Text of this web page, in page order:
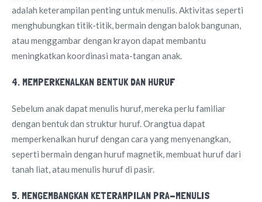
adalah keterampilan penting untuk menulis. Aktivitas seperti
menghubungkan titik-titik, bermain dengan balok bangunan,
atau menggambar dengan krayon dapat membantu
meningkatkan koordinasi mata-tangan anak.
4. MEMPERKENALKAN BENTUK DAN HURUF
Sebelum anak dapat menulis huruf, mereka perlu familiar
dengan bentuk dan struktur huruf. Orangtua dapat
memperkenalkan huruf dengan cara yang menyenangkan,
seperti bermain dengan huruf magnetik, membuat huruf dari
tanah liat, atau menulis huruf di pasir.
5. MENGEMBANGKAN KETERAMPILAN PRA-MENULIS